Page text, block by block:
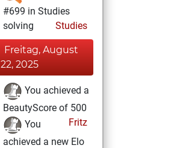
#699 in Studies
solving
Studies
Freitag, August
22, 2025
You achieved a
BeautyScore of 500
Fritz
You
achieved a new Elo